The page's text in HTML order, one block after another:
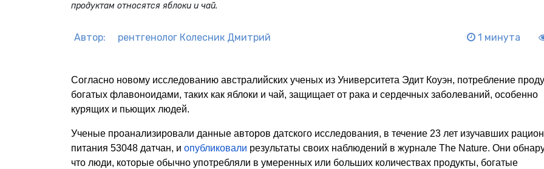
продуктам относятся яблоки и чай.
Автор: рентгенолог Колесник Дмитрий 1 минута
Согласно новому исследованию австралийских ученых из Университета Эдит Коуэн, потребление
богатых флавоноидами, таких как яблоки и чай, защищает от рака и сердечных заболеваний, особенно
курящих и пьющих людей.
Ученые проанализировали данные авторов датского исследования, в течение 23 лет изучавших рацион
питания 53048 датчан, и опубликовали результаты своих наблюдений в журнале The Nature. Они
что люди, которые обычно употребляли в умеренных или больших количествах продукты, богатые